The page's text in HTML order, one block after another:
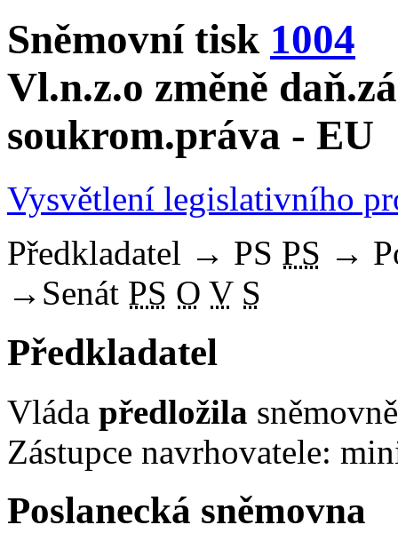
Sněmovní tisk 1004
Vl.n.z.o změně
soukrom.práva - EU
Vysvětlení legislativního
Předkladatel → PS PS →
→ Senát PS O V S
Předkladatel
Vláda předložila
Zástupce navrhovatele:
Poslanecká sněmovna